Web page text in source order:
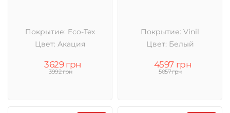
Покрытие: Eco-Tex
Цвет: Акация
3629 грн
3992 грн
Покрытие: Vinil
Цвет: Белый
4597 грн
5057 грн